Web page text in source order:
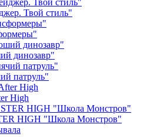
Твой стиль"
динозавр"
патруль"
High
HIGH "Школа Монстров"